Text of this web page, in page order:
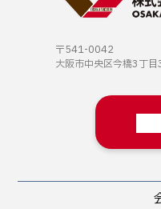
〒541-0042
大阪市中央区今橋3丁